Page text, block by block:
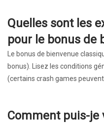
Quelles sont les
pour le bonus de
Le bonus de bienvenue
bonus). Lisez les conditions
(certains crash games
Comment puis-je